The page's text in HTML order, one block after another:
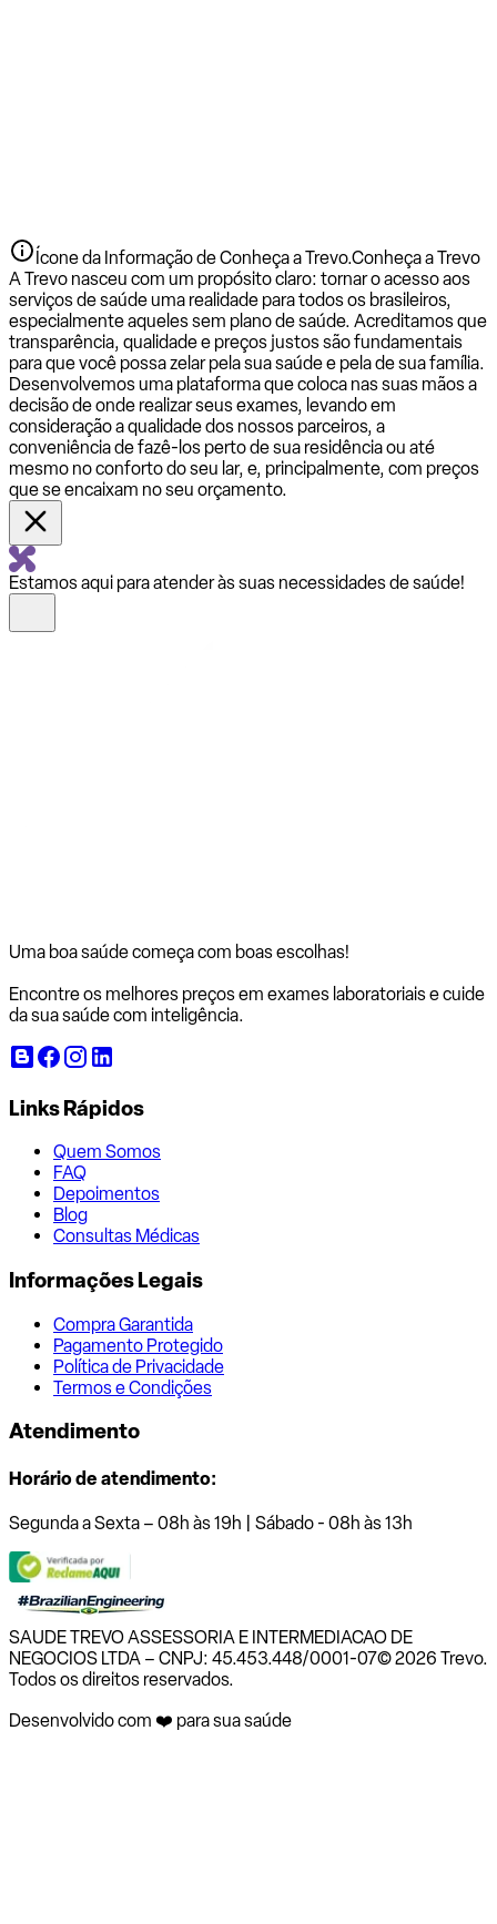
Ícone da Informação de Conheça a Trevo.Conheça a Trevo
A Trevo nasceu com um propósito claro: tornar o acesso aos
serviços de saúde uma realidade para todos os brasileiros,
especialmente aqueles sem plano de saúde. Acreditamos que
transparência, qualidade e preços justos são fundamentais
para que você possa zelar pela sua saúde e pela de sua família.
Desenvolvemos uma plataforma que coloca nas suas mãos a
decisão de onde realizar seus exames, levando em
consideração a qualidade dos nossos parceiros, a
conveniência de fazê-los perto de sua residência ou até
mesmo no conforto do seu lar, e, principalmente, com preços
que se encaixam no seu orçamento.
Estamos aqui para atender às suas necessidades de saúde!
Uma boa saúde começa com boas escolhas!
Encontre os melhores preços em exames laboratoriais e cuide
da sua saúde com inteligência.
Links Rápidos
Quem Somos
FAQ
Depoimentos
Blog
Consultas Médicas
Informações Legais
Compra Garantida
Pagamento Protegido
Política de Privacidade
Termos e Condições
Atendimento
Horário de atendimento:
Segunda a Sexta – 08h às 19h | Sábado - 08h às 13h
SAUDE TREVO ASSESSORIA E INTERMEDIACAO DE
NEGOCIOS LTDA – CNPJ: 45.453.448/0001-07© 2026 Trevo.
Todos os direitos reservados.
Desenvolvido com ❤️ para sua saúde